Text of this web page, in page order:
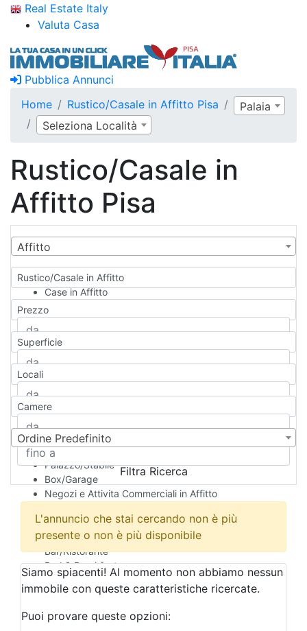
Real Estate Italy
Valuta Casa
Pubblica Annunci
Home
Rustico/Casale in Affitto Pisa
Palaia
Seleziona Località
Rustico/Casale in
Affitto Pisa
Affitto
Rustico/Casale in Affitto
Case in Affitto
Qualsiasi
Appartamento
Casa indipendente
Casa Semi-indipendente
Attico/Mansarda
Rustico/Casale
Camera d'Albergo
Multiproprietà
Palazzo/Stabile
Box/Garage
Negozi e Attivita Commerciali in Affitto
Attività/Licenza Commerciale
Azienda Agricola
Bar/Ristorante
Bed & Breakfast
Albergo
Laboratorio Artigianale
Agriturismo
Prezzo
Superficie
Locali
Camere
Ordine Predefinito
Filtra Ricerca
L'annuncio che stai cercando non è più
presente o non è più disponibile
Siamo spiacenti! Al momento non abbiamo nessun
immobile con queste caratteristiche ricercate.
Puoi provare queste opzioni: